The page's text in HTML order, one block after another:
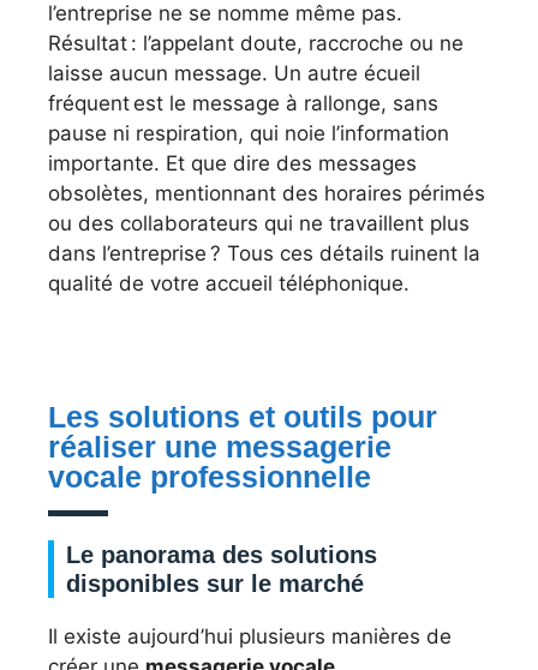
l’entreprise ne se nomme même pas.
Résultat : l’appelant doute, raccroche ou ne
laisse aucun message. Un autre écueil
fréquent est le message à rallonge, sans
pause ni respiration, qui noie l’information
importante. Et que dire des messages
obsolètes, mentionnant des horaires périmés
ou des collaborateurs qui ne travaillent plus
dans l’entreprise ? Tous ces détails ruinent la
qualité de votre accueil téléphonique.
Les solutions et outils pour
réaliser une messagerie
vocale professionnelle
Le panorama des solutions
disponibles sur le marché
Il existe aujourd’hui plusieurs manières de